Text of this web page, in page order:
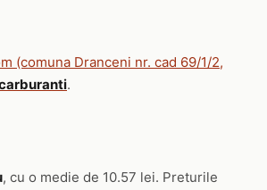
(comuna Dranceni nr. cad 69/1/2,
.
, cu o medie de 10.57 lei. Preturile